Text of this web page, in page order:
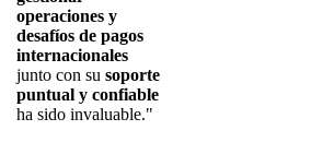
operaciones y
desafíos de pagos
internacionales
junto con su soporte
puntual y confiable
ha sido invaluable."